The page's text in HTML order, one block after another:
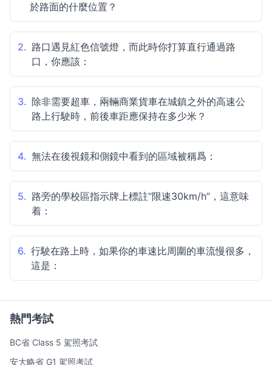
於路面的什麼位置？
2. 路口遇見紅色信號燈，而此時你打算直行通過路
口，你應該：
3. 除非需要超車，兩輛商業貨車在城鎮之外的高速公
路上行駛時，前後車距應保持在多少米？
4. 無法在後視鏡和側鏡中看到的區域被稱爲：
5. 路旁的學校區指示牌上標註“限速30km/h”，這意味
着：
6. 行駛在路上時，如果你的車速比周圍的車流慢很多，
這是：
熱門考試
BC省 Class 5 駕照考試
安大略省 G1 駕照考試